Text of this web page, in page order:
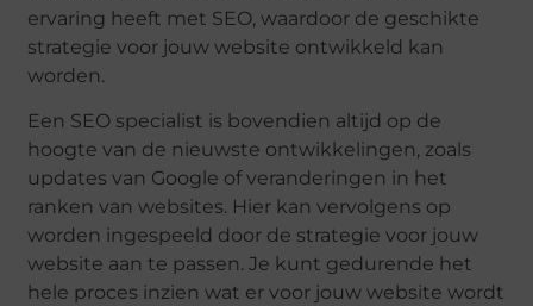
ervaring heeft met SEO, waardoor de geschikte
strategie voor jouw website ontwikkeld kan
worden.
Een SEO specialist is bovendien altijd op de
hoogte van de nieuwste ontwikkelingen, zoals
updates van Google of veranderingen in het
ranken van websites. Hier kan vervolgens op
worden ingespeeld door de strategie voor jouw
website aan te passen. Je kunt gedurende het
hele proces inzien wat er voor jouw website wordt